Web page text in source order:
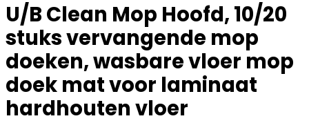
U/B Clean Mop Hoofd, 10/20
stuks vervangende mop
doeken, wasbare vloer mop
doek mat voor laminaat
hardhouten vloer